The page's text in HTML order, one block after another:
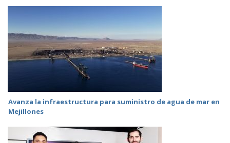
Avanza la infraestructura para suministro de agua de mar en
Mejillones